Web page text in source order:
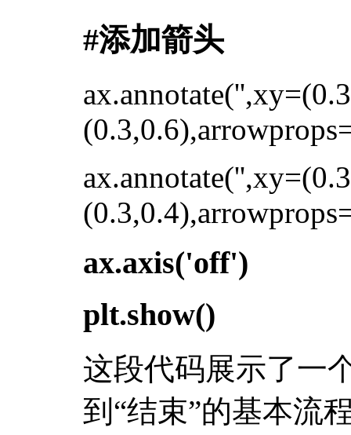
#添加箭头
ax.axis('off')
plt.show()
这段代码展示了一
到“结束”的基本流